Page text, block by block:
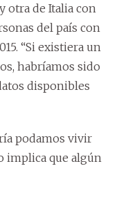
otra de Italia con
del país con
“Si existiera un
habríamos sido
disponibles
podamos vivir
implica que algún